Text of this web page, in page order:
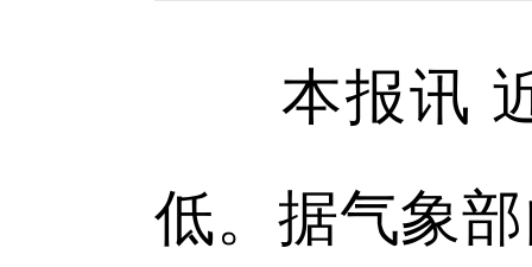
本报讯 近
低。据气象